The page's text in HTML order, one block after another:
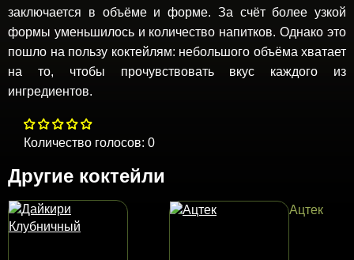
заключается в объёме и форме. За счёт более узкой
формы уменьшилось и количество напитков. Однако это
пошло на пользу коктейлям: небольшого объёма хватает
на то, чтобы прочувствовать вкус каждого из
ингредиентов.
Количество голосов: 0
Другие коктейли
Ацтек